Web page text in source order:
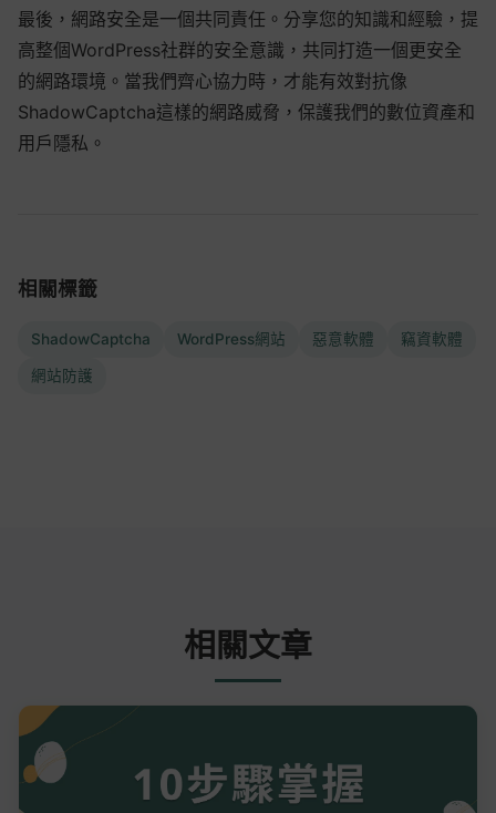
最後，網路安全是一個共同責任。分享您的知識和經驗，提
高整個WordPress社群的安全意識，共同打造一個更安全
的網路環境。當我們齊心協力時，才能有效對抗像
ShadowCaptcha這樣的網路威脅，保護我們的數位資產和
用戶隱私。
相關標籤
ShadowCaptcha WordPress網站 惡意軟體 竊資軟體
網站防護
相關文章